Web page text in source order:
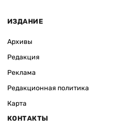
ИЗДАНИЕ
Архивы
Редакция
Реклама
Редакционная политика
Карта
КОНТАКТЫ